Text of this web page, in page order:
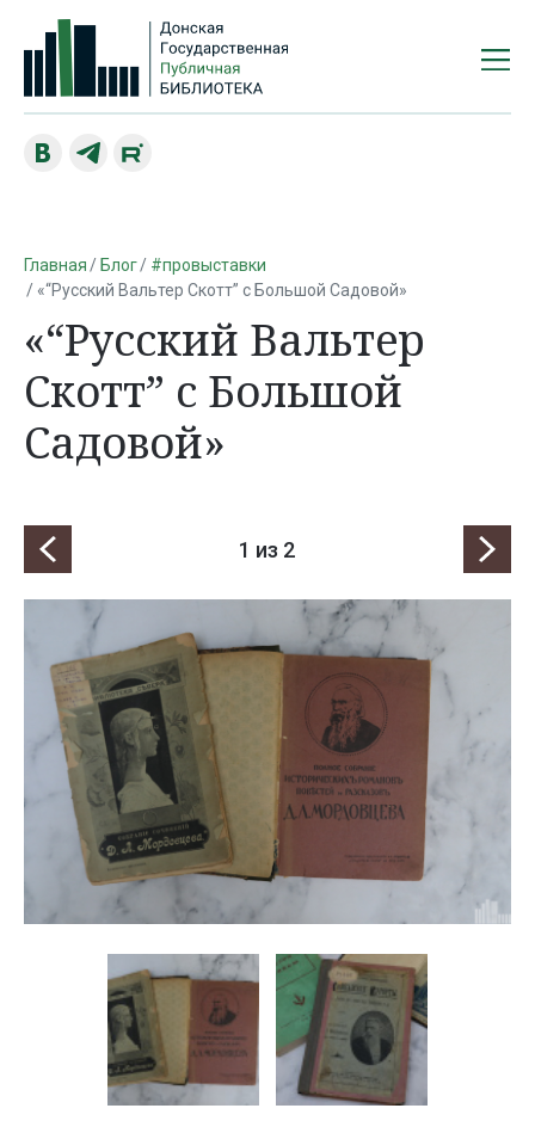
Главная Блог
#провыставки
«“Русский Вальтер Скотт” с Большой Садовой»
«“Русский Вальтер
Скотт” с Большой
Садовой»
1 из 2